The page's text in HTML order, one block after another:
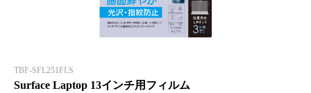
TBF-SFL251FLS
Surface Laptop 13インチ用フィルム